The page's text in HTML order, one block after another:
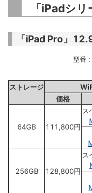
「iPadシ
「iPad Pro」
型番
ストレージ
価格
64GB 111,800円
ス
256GB 128,800円
ス